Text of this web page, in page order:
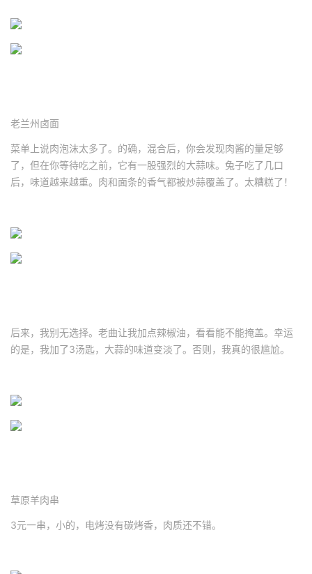
老兰州卤面
菜单上说肉泡沫太多了。的确，混合后，你会发现肉酱的量足够
了，但在你等待吃之前，它有一股强烈的大蒜味。兔子吃了几口
后，味道越来越重。肉和面条的香气都被炒蒜覆盖了。太糟糕了！
后来，我别无选择。老曲让我加点辣椒油，看看能不能掩盖。幸运
的是，我加了3汤匙，大蒜的味道变淡了。否则，我真的很尴尬。
草原羊肉串
3元一串，小的，电烤没有碳烤香，肉质还不错。